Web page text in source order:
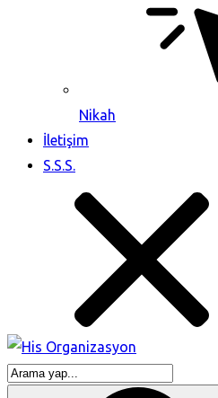
Nikah
İletişim
S.S.S.